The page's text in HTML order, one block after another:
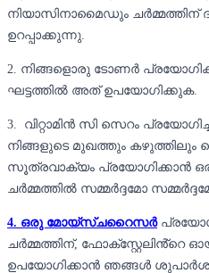
നിയാസിനാമൈഡും ചർമ്മത്തിന്
ഉറപ്പാക്കുന്നു.
2. നിങ്ങളൊരു ടോണർ
ഘട്ടത്തിൽ അത് ഉപയോഗിക്കുക.
3. വിറ്റാമിൻ സി സെറം
നിങ്ങളുടെ മുഖത്തും കഴുത്തിലും
സൂത്രവാക്യം പ്രയോഗിക്കാൻ
ചർമ്മത്തിൽ സമ്മർദ്ദമോ
4. ഒരു മോയ്സ്ചറൈസർ
ചർമ്മത്തിന്,
ഉപയോഗിക്കാൻ ഞങ്ങൾ